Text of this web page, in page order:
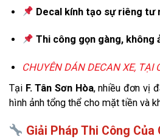
Decal kính tạo sự riêng tư
Thi công gọn gàng, không
CHUYÊN DÁN DECAN XE,
Tại F. Tân Sơn Hòa, nhiều đơn vị
hình ảnh tổng thể cho mặt tiền và
Giải Pháp Thi Công Của